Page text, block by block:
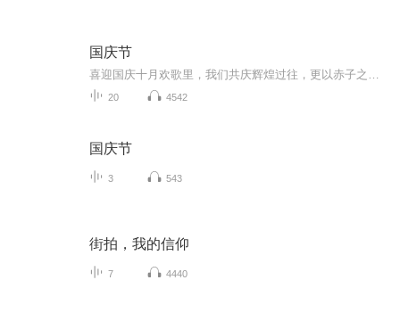
国庆节
20 4542
国庆节
3 543
街拍，我的信仰
7 4440